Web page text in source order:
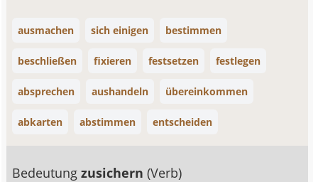
ausmachen sich einigen bestimmen
beschließen fixieren festsetzen festlegen
absprechen aushandeln übereinkommen
abkarten abstimmen entscheiden
Bedeutungzusichern(Verb)